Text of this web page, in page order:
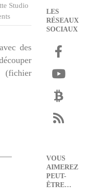
Studio
des
(fichier
LES
RÉSEAUX
SOCIAUX
VOUS
AIMEREZ
PEUT-
ÊTRE…